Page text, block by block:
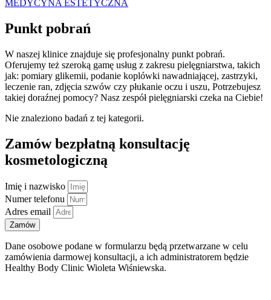
MEDYCYNA ESTETYCZNA
Punkt pobrań
W naszej klinice znajduje się profesjonalny punkt pobrań.
Oferujemy też szeroką gamę usług z zakresu pielęgniarstwa, takich
jak: pomiary glikemii, podanie koplówki nawadniającej, zastrzyki,
leczenie ran, zdjęcia szwów czy płukanie oczu i uszu, Potrzebujesz
takiej doraźnej pomocy? Nasz zespół pielęgniarski czeka na Ciebie!
Nie znaleziono badań z tej kategorii.
Zamów bezpłatną konsultację
kosmetologiczną
Imię i nazwisko
Numer telefonu
Adres email
Zamów
Dane osobowe podane w formularzu będą przetwarzane w celu
zamówienia darmowej konsultacji, a ich administratorem będzie
Healthy Body Clinic Wioleta Wiśniewska.